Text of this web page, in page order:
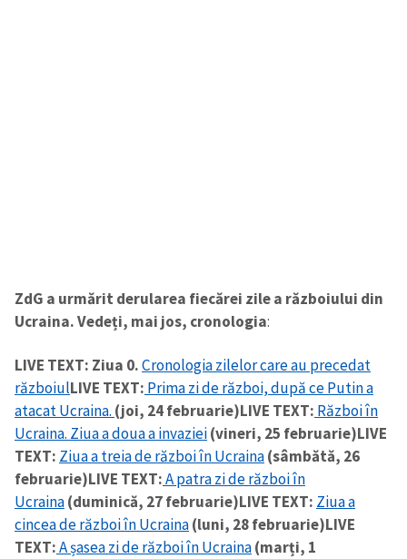
ZdG a urmărit derularea fiecărei zile a războiului din
Ucraina. Vedeți, mai jos, cronologia:
LIVE TEXT: Ziua 0.Cronologia zilelor care au precedat
războiulLIVE TEXT: Prima zi de război, după ce Putin a
atacat Ucraina. (joi, 24 februarie)LIVE TEXT: Război în
Ucraina. Ziua a doua a invaziei(vineri, 25 februarie)LIVE
TEXT: Ziua a treia de război în Ucraina(sâmbătă, 26
februarie)LIVE TEXT:A patra zi de război în
Ucraina(duminică, 27 februarie)LIVE TEXT: Ziua a
cincea de război în Ucraina(luni, 28 februarie)LIVE
TEXT:A șasea zi de război în Ucraina(marți, 1
confidențialitate.
TRIMITE ȘTIREA